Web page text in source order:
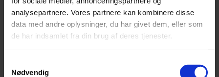
analysepartnere. Vores partnere kan kombinere disse
data med andre oplysninger, du har givet dem, eller som
de har indsamlet fra din brug af deres tjenester.
Nødvendig